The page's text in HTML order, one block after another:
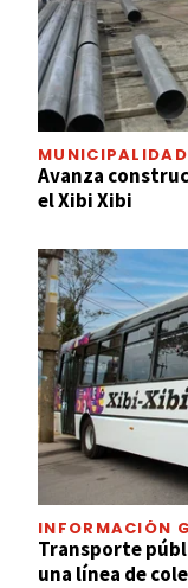
Avanza
el Xibi Xibi
INFORMACIÓN
Transporte
una línea de